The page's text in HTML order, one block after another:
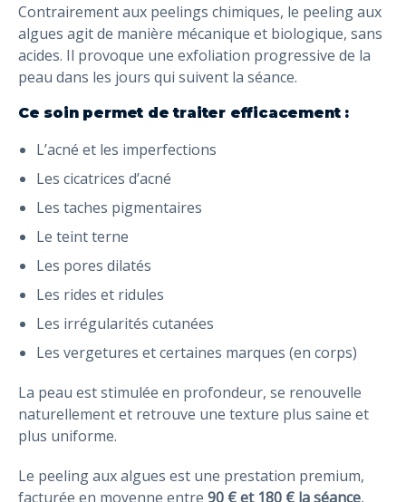
Contrairement aux peelings chimiques, le peeling aux
algues agit de manière mécanique et biologique, sans
acides. Il provoque une exfoliation progressive de la
peau dans les jours qui suivent la séance.
Ce soin permet de traiter efficacement :
L’acné et les imperfections
Les cicatrices d’acné
Les taches pigmentaires
Le teint terne
Les pores dilatés
Les rides et ridules
Les irrégularités cutanées
Les vergetures et certaines marques (en corps)
La peau est stimulée en profondeur, se renouvelle
naturellement et retrouve une texture plus saine et
plus uniforme.
Le peeling aux algues est une prestation premium,
facturée en moyenne entre 90 € et 180 € la séance,